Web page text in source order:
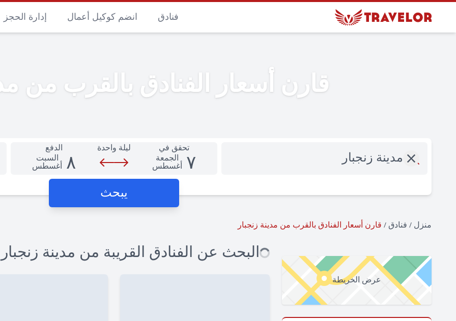
فنادق انضم كوكيل أعمال إدارة الحجز
قارن أسعار الفنادق بالقرب من
تحقق في
٧
الجمعة
أغسطس
ليلة واحدة الدفع
٨
السبت
أغسطس
يبحث
منزل / فنادق / قارن أسعار الفنادق بالقرب من مدينة زنجبار
عرض الخريطة
البحث عن الفنادق القريبة من مدينة